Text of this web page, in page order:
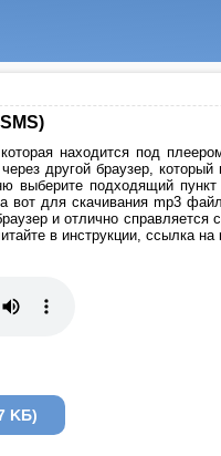
находится под
другой браузер,
подходящий пункт
для скачивания mp3
и отлично справляется
в инструкции, ссылка на
KБ)